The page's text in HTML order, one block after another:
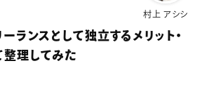
村上 アシシ
ーランスとして独立するメリット・
整理してみた